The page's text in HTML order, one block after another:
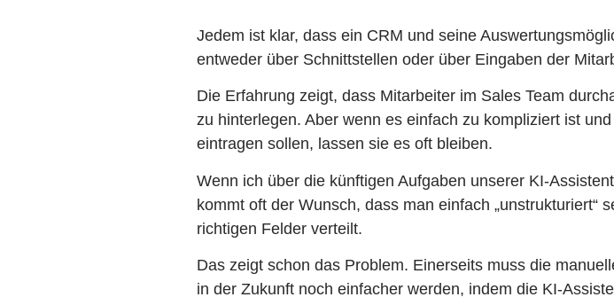
Jedem ist klar, dass ein CRM und seine
entweder über Schnittstellen oder über Eingaben der
Die Erfahrung zeigt, dass Mitarbeiter im Sales Team
zu hinterlegen. Aber wenn es einfach zu kompliziert ist
eintragen sollen, lassen sie es oft bleiben.
Wenn ich über die künftigen Aufgaben unserer KI-
kommt oft der Wunsch, dass man einfach „unstrukturiert“
richtigen Felder verteilt.
Das zeigt schon das Problem. Einerseits muss die
in der Zukunft noch einfacher werden, indem die KI-